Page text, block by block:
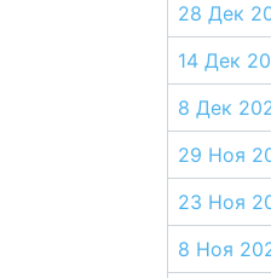
28 Дек
14 Дек
8 Дек
29 Ноя
23 Ноя
8 Ноя